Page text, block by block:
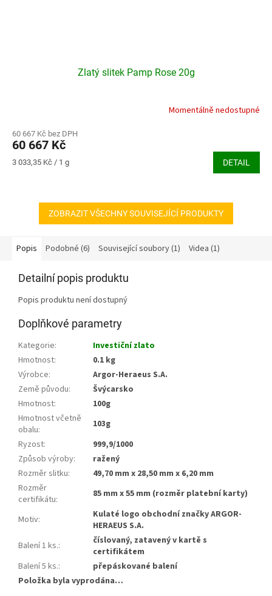
Zlatý slitek Pamp Rose 20g
Momentálně nedostupné
60 667 Kč bez DPH
60 667 Kč
Měrná
3 033,35 Kč / 1 g DETAIL
ZOBRAZIT VŠECHNY SOUVISEJÍCÍ PRODUKTY
Popis Podobné (6) Související soubory (1) Videa (1)
Detailní popis produktu
Popis produktu není dostupný
Doplňkové parametry
Kategorie:
Investiční zlato
Hmotnost:
0.1 kg
Výrobce:
Argor-Heraeus S.A.
Země původu:
Švýcarsko
Hmotnost:
100g
Hmotnost včetně
obalu:
103g
Ryzost:
999,9/1000
Způsob výroby:
ražený
Rozměr slitku:
49,70 mm x 28,50 mm x 6,20 mm
Rozměr
certifikátu: 85 mm x 55 mm (rozměr platební karty)
Motiv:
Kulaté logo obchodní značky ARGOR-
HERAEUS S.A.
Balení 1 ks.:
číslovaný, zatavený v kartě s
certifikátem
Balení 5 ks.:
přepáskované balení
Položka byla vyprodána…